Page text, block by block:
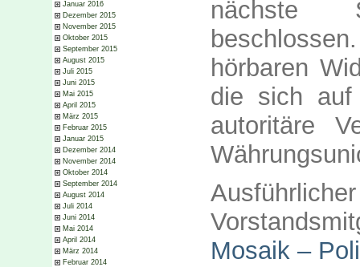
Januar 2016
Dezember 2015
November 2015
Oktober 2015
September 2015
August 2015
Juli 2015
Juni 2015
Mai 2015
April 2015
März 2015
Februar 2015
Januar 2015
Dezember 2014
November 2014
Oktober 2014
September 2014
August 2014
Juli 2014
Juni 2014
Mai 2014
April 2014
März 2014
Februar 2014
nächste
hörbaren
die sich auf
autoritäre
Mosaik –